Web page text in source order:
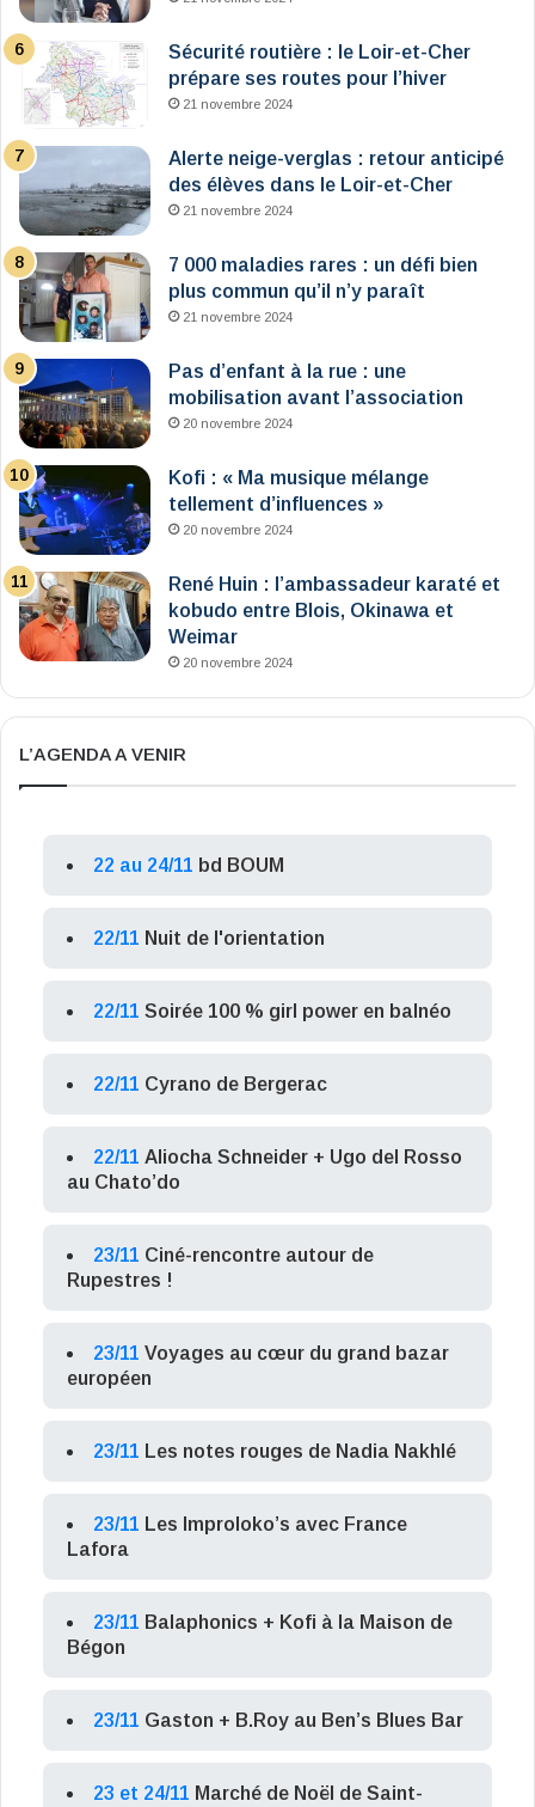
Sécurité routière : le Loir-et-Cher
prépare ses routes pour l’hiver
21 novembre 2024
Alerte neige-verglas : retour anticipé
des élèves dans le Loir-et-Cher
21 novembre 2024
7 000 maladies rares : un défi bien
plus commun qu’il n’y paraît
21 novembre 2024
Pas d’enfant à la rue : une
mobilisation avant l’association
20 novembre 2024
Kofi : « Ma musique mélange
tellement d’influences »
20 novembre 2024
René Huin : l’ambassadeur karaté et
kobudo entre Blois, Okinawa et
Weimar
20 novembre 2024
L’AGENDA A VENIR
22 au 24/11 bd BOUM
22/11 Nuit de l'orientation
22/11 Soirée 100 % girl power en balnéo
22/11 Cyrano de Bergerac
22/11 Aliocha Schneider + Ugo del Rosso
au Chato’do
23/11 Ciné-rencontre autour de
Rupestres !
23/11 Voyages au cœur du grand bazar
européen
23/11 Les notes rouges de Nadia Nakhlé
23/11 Les Improloko’s avec France
Lafora
23/11 Balaphonics + Kofi à la Maison de
Bégon
23/11 Gaston + B.Roy au Ben’s Blues Bar
23 et 24/11 Marché de Noël de Saint-